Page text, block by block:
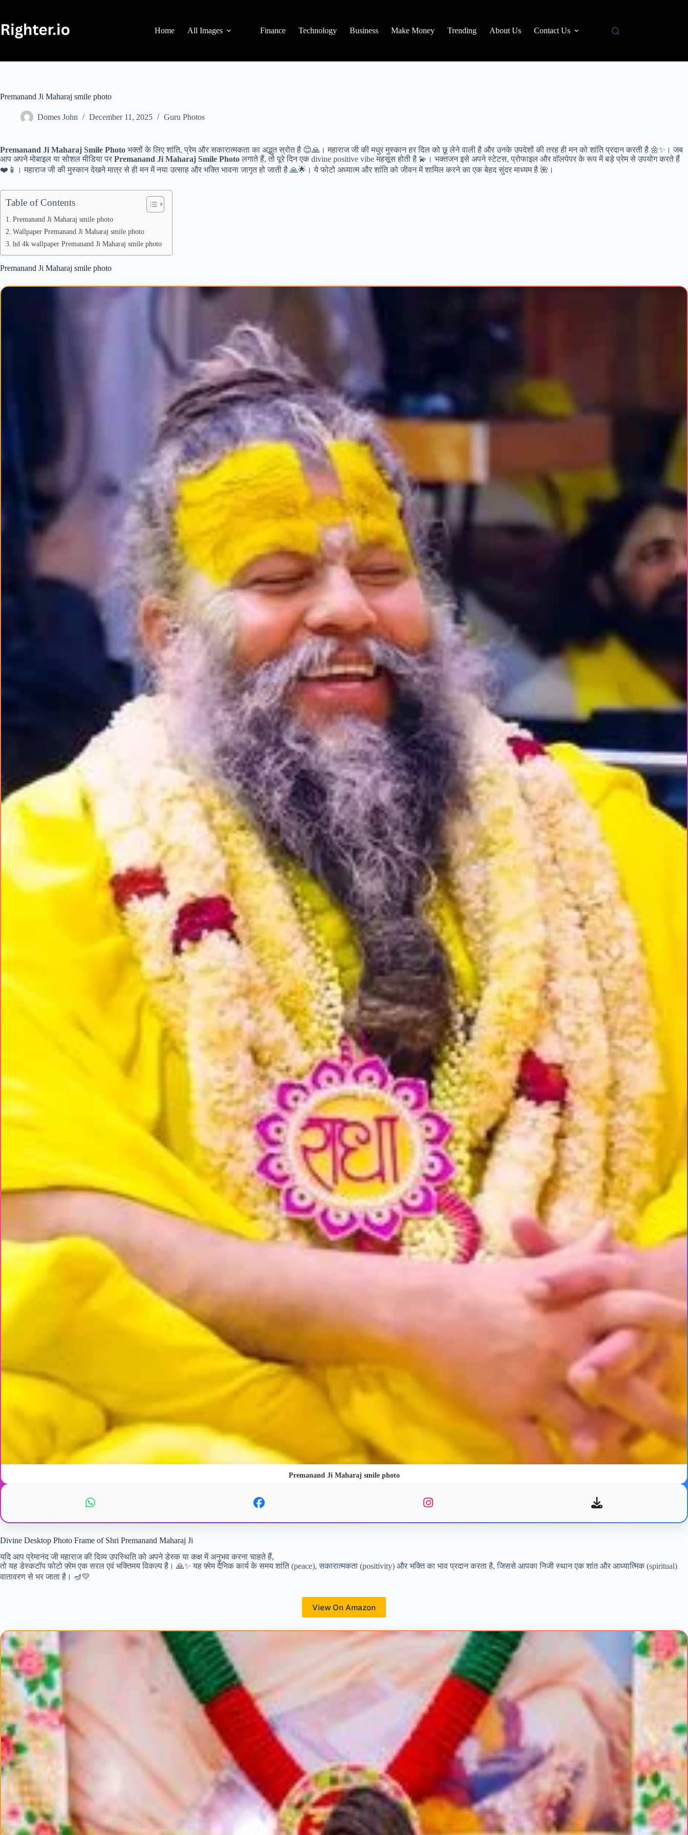
content
Home
All Images Finance Technology Business Make Money Trending About Us Contact Us
Premanand Ji Maharaj smile photo
Domes John December 11, 2025 Guru Photos
Premanand Ji Maharaj Smile Photo भक्तों के लिए शांति, प्रेम और सकारात्मकता का अद्भुत स्रोत है 😊🙏। महाराज जी की मधुर मुस्कान हर दिल को छू लेने वाली है और उनके उपदेशों की तरह ही मन को शांति प्रदान करती है 🌼✨। जब
आप अपने मोबाइल या सोशल मीडिया पर Premanand Ji Maharaj Smile Photoलगाते हैं, तो पूरे दिन एक divine positive vibe महसूस होती है 💫। भक्तजन इसे अपने स्टेटस, प्रोफाइल और वॉलपेपर के रूप में बड़े प्रेम से उपयोग करते हैं
❤️📱। महाराज जी की मुस्कान देखने मात्र से ही मन में नया उत्साह और भक्ति भावना जागृत हो जाती है 🙏🌟। ये फोटो अध्यात्म और शांति को जीवन में शामिल करने का एक बेहद सुंदर माध्यम है 🌺।
Table of Contents
Premanand Ji Maharaj smile photo
Wallpaper Premanand Ji Maharaj smile photo
hd 4k wallpaper Premanand Ji Maharaj smile photo
Premanand Ji Maharaj smile photo
Premanand Ji Maharaj smile photo
Divine Desktop Photo Frame of Shri Premanand Maharaj Ji
यदि आप प्रेमानंद जी महाराज की दिव्य उपस्थिति को अपने डेस्क या कक्ष में अनुभव करना चाहते हैं,
तो यह डेस्कटॉप फोटो फ़्रेम एक सरल एवं भक्तिमय विकल्प है। 🙏✨ यह फ़्रेम दैनिक कार्य के समय शांति (peace), सकारात्मकता (positivity) और भक्ति का भाव प्रदान करता है, जिससे आपका निजी स्थान एक शांत और आध्यात्मिक (spiritual)
वातावरण से भर जाता है। 🪔💛
View On Amazon